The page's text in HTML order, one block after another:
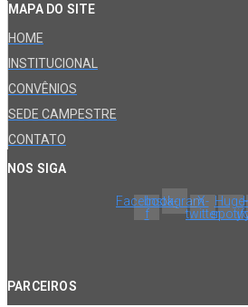
MAPA DO SITE
HOME
INSTITUCIONAL
CONVÊNIOS
SEDE CAMPESTRE
CONTATO
NOS SIGA
Facebook-
f
InstagramX-
twitter
Huge-
PARCEIROS